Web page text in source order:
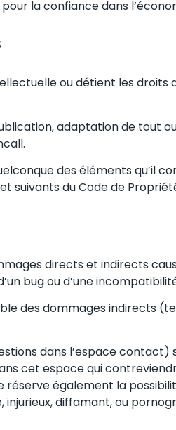
la confiance dans
ou détient les droits
adaptation de tout
des éléments
suivants du Code de
directs et indirects
bug ou d’une
des dommages indirects
dans l’espace
cet espace qui
également la
diffamant, ou